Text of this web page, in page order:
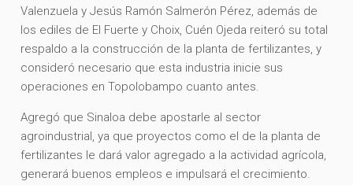
Valenzuela y Jesús Ramón Salmerón Pérez, además de
los ediles de El Fuerte y Choix, Cuén Ojeda reiteró su total
respaldo a la construcción de la planta de fertilizantes, y
consideró necesario que esta industria inicie sus
operaciones en Topolobampo cuanto antes.
Agregó que Sinaloa debe apostarle al sector
agroindustrial, ya que proyectos como el de la planta de
fertilizantes le dará valor agregado a la actividad agrícola,
generará buenos empleos e impulsará el crecimiento.